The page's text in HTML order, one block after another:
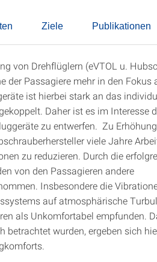
Ziele Publikationen
von Drehflüglern (eVTOL u.
der Passagiere mehr in den Fokus
ist hierbei stark an das
Daher ist es im Interesse
zu entwerfen. Zu
viele Jahre
zu reduzieren. Durch die
von den Passagieren andere
Insbesondere die
auf atmosphärische
als Unkomfortabel empfunden.
wurden, ergeben sich